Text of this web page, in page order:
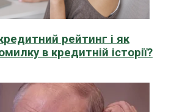
рейтинг і як
в кредитній історії?